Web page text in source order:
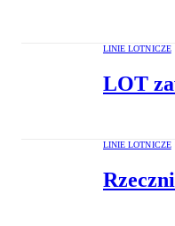
LINIE LOTNICZE
LOT
LINIE LOTNICZE